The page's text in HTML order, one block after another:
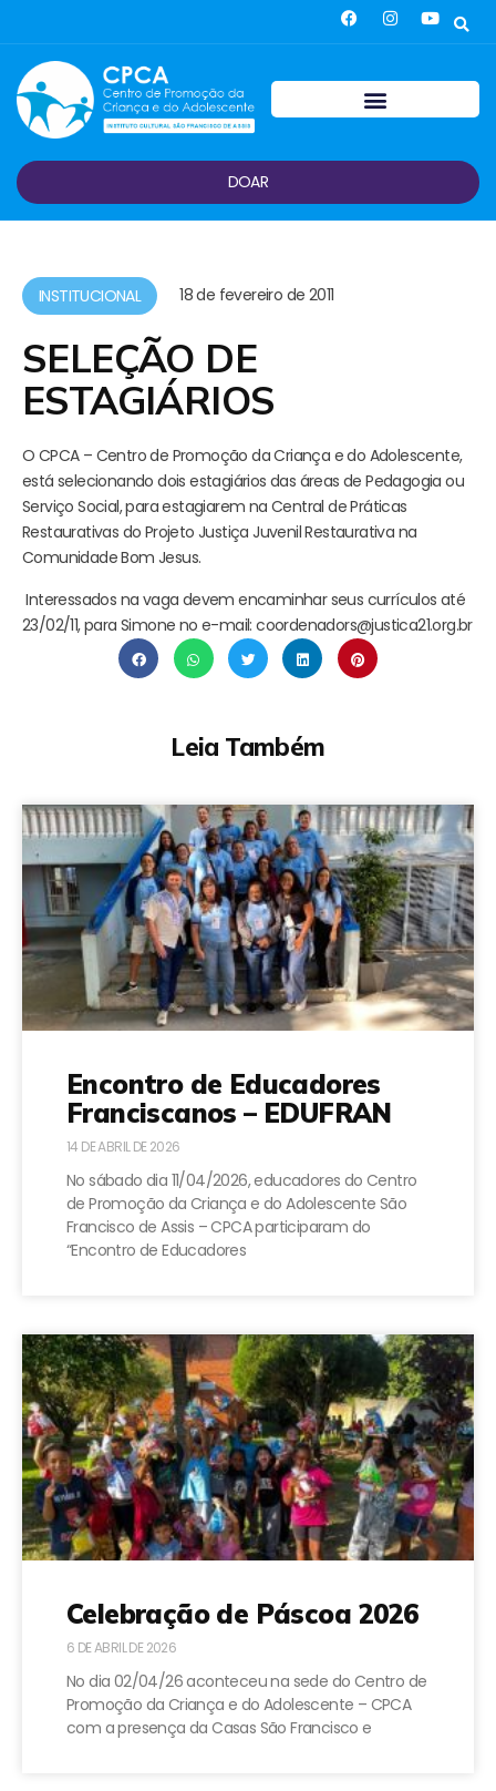
DOAR
INSTITUCIONAL 18 de fevereiro de 2011
SELEÇÃO DE
ESTAGIÁRIOS
O CPCA – Centro de Promoção da Criança e do Adolescente,
está selecionando dois estagiários das áreas de Pedagogia ou
Serviço Social, para estagiarem na Central de Práticas
Restaurativas do Projeto Justiça Juvenil Restaurativa na
Comunidade Bom Jesus.
Interessados na vaga devem encaminhar seus currículos até
23/02/11, para Simone no e-mail: coordenadors@justica21.org.br
Leia Também
Encontro de Educadores
Franciscanos – EDUFRAN
14 DE ABRIL DE 2026
No sábado dia 11/04/2026, educadores do Centro
de Promoção da Criança e do Adolescente São
Francisco de Assis – CPCA participaram do
“Encontro de Educadores
Celebração de Páscoa 2026
6 DE ABRIL DE 2026
No dia 02/04/26 aconteceu na sede do Centro de
Promoção da Criança e do Adolescente – CPCA
com a presença da Casas São Francisco e